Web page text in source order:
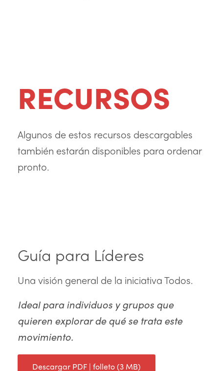
RECURSOS
Algunos de estos recursos descargables
también estarán disponibles para ordenar
pronto.
Guía para Líderes
Una visión general de la iniciativa Todos.
Ideal para individuos y grupos que
quieren explorar de qué se trata este
movimiento.
Descargar PDF | folleto (3 MB)